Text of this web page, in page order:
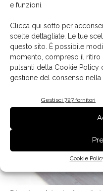
e funzioni.
Clicca qui sotto per
scelte dettagliate. Le tue
questo sito. È possibile
momento, compreso il ritiro
pulsanti della Cookie Policy
gestione del consenso
Gestisci 727 fornitori
Cookie